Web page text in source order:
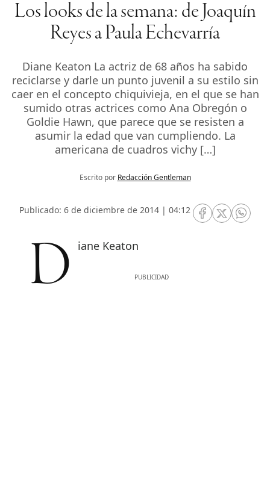
Los looks de la semana: de Joaquín
Reyes a Paula Echevarría
Diane Keaton La actriz de 68 años ha sabido
reciclarse y darle un punto juvenil a su estilo sin
caer en el concepto chiquivieja, en el que se han
sumido otras actrices como Ana Obregón o
Goldie Hawn, que parece que se resisten a
asumir la edad que van cumpliendo. La
americana de cuadros vichy […]
Escrito por Redacción Gentleman
Publicado: 6 de diciembre de 2014 | 04:12
RRSS Facebook
RRSSRRSS
Diane Keaton